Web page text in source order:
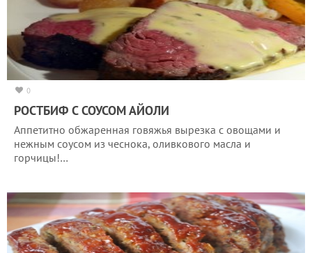
0
РОСТБИФ С СОУСОМ АЙОЛИ
Аппетитно обжаренная говяжья вырезка с овощами и
нежным соусом из чеснока, оливкового масла и
горчицы!…